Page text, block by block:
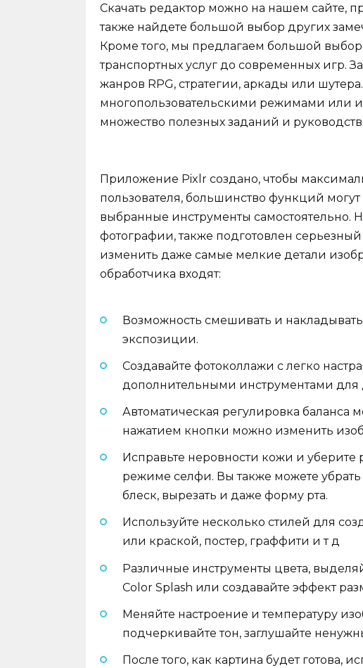
Скачать редактор можно на нашем сайте,
также найдете большой выбор других
Кроме того, мы предлагаем большой
транспортных услуг до современных игр.
жанров RPG, стратегии, аркады или
многопользовательскими режимами или
множество полезных заданий и
Приложение Pixlr создано, чтобы
пользователя, большинство функций могут
выбранные инструменты самостоятельно.
фотографии, также подготовлен
изменить даже самые мелкие детали
обработчика входят:
Возможность смешивать и
экспозиции.
Создавайте фотоколлажи с легко
дополнительными инструментами для
Автоматическая регулировка
нажатием кнопки можно изменить
Исправьте неровности кожи и
режиме селфи. Вы также можете убрать
блеск, вырезать и даже форму рта.
Используйте несколько стилей для
или краской, постер, граффити и т д
Различные инструменты цвета,
Color Splash или создавайте эффект
Меняйте настроение и температуру
подчеркивайте тон, заглушайте
После того, как картина будет готова,